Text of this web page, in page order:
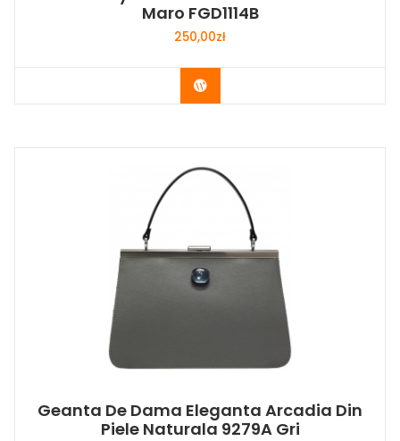
Maro FGD1114B
250,00zł
Buy Now
Geanta De Dama Eleganta Arcadia Din
Piele Naturala 9279A Gri